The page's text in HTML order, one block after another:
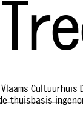
Cultuurhuis
thuisbasis